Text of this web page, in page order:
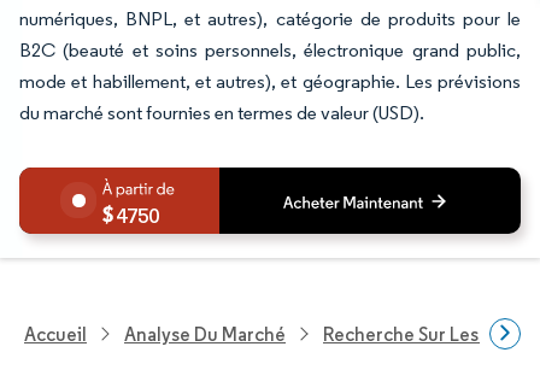
numériques, BNPL, et autres), catégorie de produits pour le
B2C (beauté et soins personnels, électronique grand public,
mode et habillement, et autres), et géographie. Les prévisions
du marché sont fournies en termes de valeur (USD).
4750
Accueil Analyse Du Marché Recherche Sur Les